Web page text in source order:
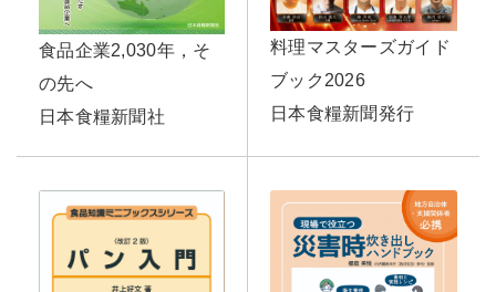
食品企業2,030年，そ
の先へ
日本食糧新聞社
料理マスターズガイド
ブック2026
日本食糧新聞発行